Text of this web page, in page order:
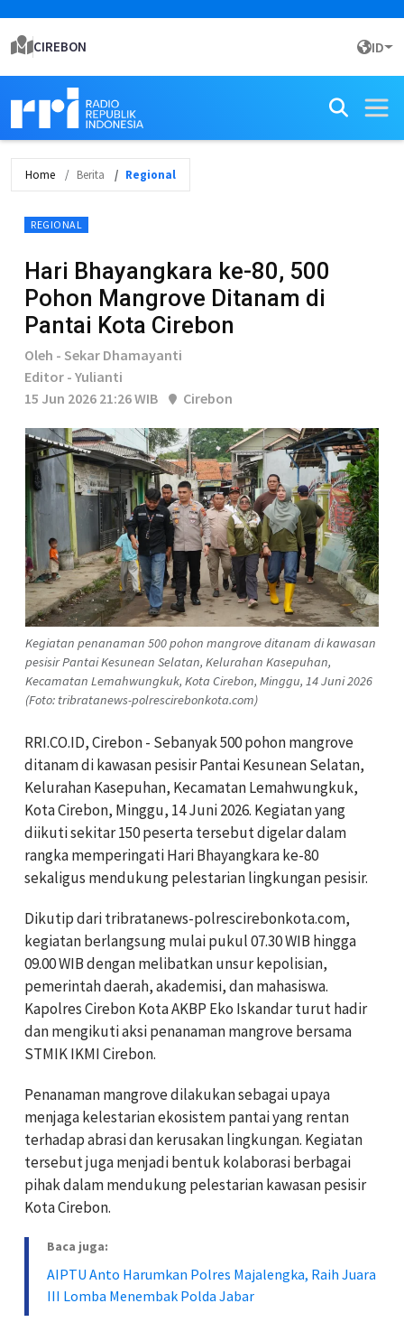
CIREBON ID
Home Berita Regional
REGIONAL
Hari Bhayangkara ke-80, 500
Pohon Mangrove Ditanam di
Pantai Kota Cirebon
Oleh - Sekar Dhamayanti
Editor - Yulianti
15 Jun 2026 21:26 WIB
Cirebon
Kegiatan penanaman 500 pohon mangrove ditanam di kawasan
pesisir Pantai Kesunean Selatan, Kelurahan Kasepuhan,
Kecamatan Lemahwungkuk, Kota Cirebon, Minggu, 14 Juni 2026
(Foto: tribratanews-polrescirebonkota.com)
RRI.CO.ID, Cirebon - Sebanyak 500 pohon mangrove
ditanam di kawasan pesisir Pantai Kesunean Selatan,
Kelurahan Kasepuhan, Kecamatan Lemahwungkuk,
Kota Cirebon, Minggu, 14 Juni 2026. Kegiatan yang
diikuti sekitar 150 peserta tersebut digelar dalam
rangka memperingati Hari Bhayangkara ke-80
sekaligus mendukung pelestarian lingkungan pesisir.
Dikutip dari tribratanews-polrescirebonkota.com,
kegiatan berlangsung mulai pukul 07.30 WIB hingga
09.00 WIB dengan melibatkan unsur kepolisian,
pemerintah daerah, akademisi, dan mahasiswa.
Kapolres Cirebon Kota AKBP Eko Iskandar turut hadir
dan mengikuti aksi penanaman mangrove bersama
STMIK IKMI Cirebon.
Penanaman mangrove dilakukan sebagai upaya
menjaga kelestarian ekosistem pantai yang rentan
terhadap abrasi dan kerusakan lingkungan. Kegiatan
tersebut juga menjadi bentuk kolaborasi berbagai
pihak dalam mendukung pelestarian kawasan pesisir
Kota Cirebon.
Baca juga:
AIPTU Anto Harumkan Polres Majalengka, Raih Juara
III Lomba Menembak Polda Jabar